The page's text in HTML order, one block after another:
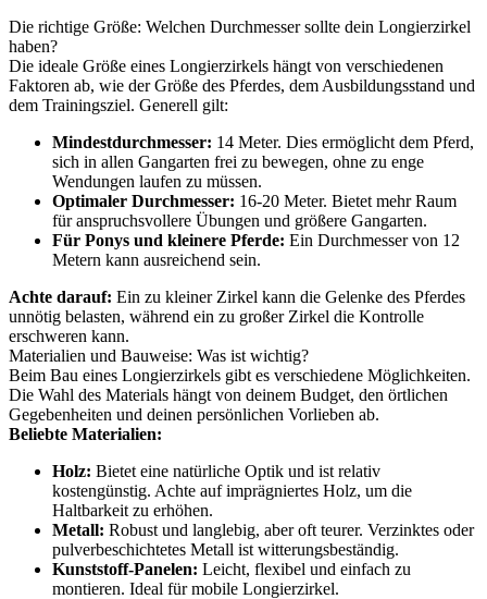
Die richtige Größe: Welchen Durchmesser sollte dein Longierzirkel
haben?
Die ideale Größe eines Longierzirkels hängt von verschiedenen
Faktoren ab, wie der Größe des Pferdes, dem Ausbildungsstand und
dem Trainingsziel. Generell gilt:
Mindestdurchmesser: 14 Meter. Dies ermöglicht dem Pferd,
sich in allen Gangarten frei zu bewegen, ohne zu enge
Wendungen laufen zu müssen.
Optimaler Durchmesser: 16-20 Meter. Bietet mehr Raum
für anspruchsvollere Übungen und größere Gangarten.
Für Ponys und kleinere Pferde: Ein Durchmesser von 12
Metern kann ausreichend sein.
Achte darauf: Ein zu kleiner Zirkel kann die Gelenke des Pferdes
unnötig belasten, während ein zu großer Zirkel die Kontrolle
erschweren kann.
Materialien und Bauweise: Was ist wichtig?
Beim Bau eines Longierzirkels gibt es verschiedene Möglichkeiten.
Die Wahl des Materials hängt von deinem Budget, den örtlichen
Gegebenheiten und deinen persönlichen Vorlieben ab.
Beliebte Materialien:
Holz: Bietet eine natürliche Optik und ist relativ
kostengünstig. Achte auf imprägniertes Holz, um die
Haltbarkeit zu erhöhen.
Metall: Robust und langlebig, aber oft teurer. Verzinktes oder
pulverbeschichtetes Metall ist witterungsbeständig.
Kunststoff-Panelen: Leicht, flexibel und einfach zu
montieren. Ideal für mobile Longierzirkel.